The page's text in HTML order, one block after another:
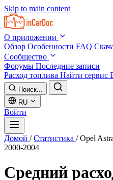
Skip to main content
О приложении
Обзор Особенности FAQ
Сообщество
Форумы Последние записи
Расход топлива Найти сервис
Поиск...
RU
Войти
Домой / Статистика / Opel
2000-2004
Средний